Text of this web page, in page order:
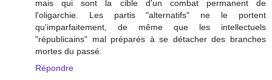
mais qui sont la cible d'un combat permanent de
l'oligarchie. Les partis "alternatifs" ne le portent
qu'imparfaitement, de même que les intellectuels
"républicains" mal préparés à se détacher des branches
mortes du passé.
Répondre